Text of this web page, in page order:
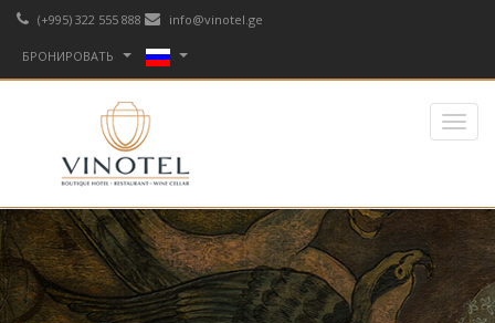
(+995) 322 555 888 info@vinotel.ge
БРОНИРОВАТЬ